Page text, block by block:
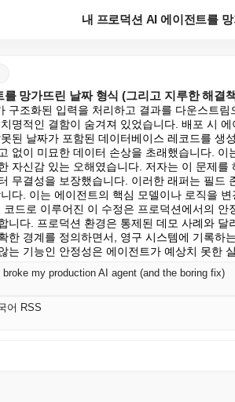
망가뜨린 날짜 형식 (그리고 지루한 해결
구조화된 입력을 처리하고 결과를 다운스트
명적인 결함이 숨겨져 있었습니다. 배포 시
된 날짜가 포함된 데이터베이스 레코드를 생
없이 미묘한 데이터 손상을 초래했습니다.
자신감 있는 오해였습니다. 저자는 이 문제
무결성을 보장했습니다. 이러한 래퍼는 필드
다. 이는 에이전트의 핵심 모델이나 로직을
드로 이루어진 이 수정은 프로덕션에서의
니다. 프로덕션 환경은 통제된 데모 사례와
한 경계를 정의하면서, 영구 시스템에 기록하
는 기능인 안정성은 에이전트가 예상치 못한
my production AI agent (and the boring fix)
어 RSS